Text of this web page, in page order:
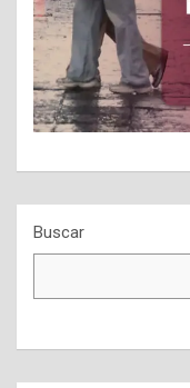
Buscar